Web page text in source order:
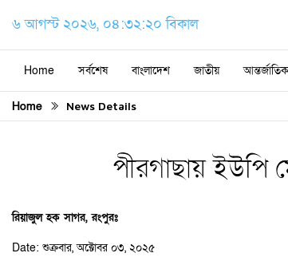
৬ আগস্ট ২০২৬, ০৪:৩২:২১ বিকাল
Home সর্বশেষ বাংলাদেশ জাতীয় আন্তর্জাতিক
Home News Details
পীরগাছায় ইউপি
রিয়াজুল হক সাগর, রংপুরঃ
Date: শুক্রবার, অক্টোবর ০৩, ২০২৫